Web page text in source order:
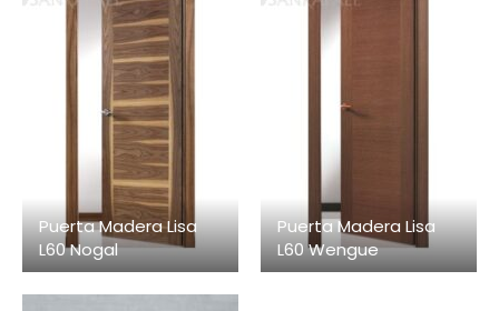
Puerta Madera Lisa
L60 Nogal
Puerta Madera Lisa
L60 Wengue